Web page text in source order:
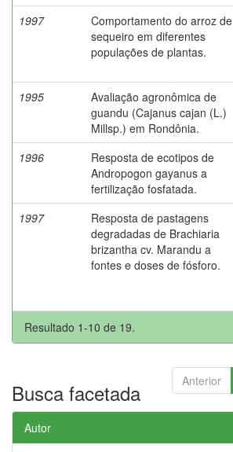
1997
Comportamento do arroz de
sequeiro em diferentes
populações de plantas.
1995
Avaliação agronômica de
guandu (Cajanus cajan (L.)
Millsp.) em Rondônia.
1996
Resposta de ecotipos de
Andropogon gayanus a
fertilização fosfatada.
1997
Resposta de pastagens
degradadas de Brachiaria
brizantha cv. Marandu a
fontes e doses de fósforo.
Resultado 1-10 de 19.
Anterior
Busca facetada
Autor